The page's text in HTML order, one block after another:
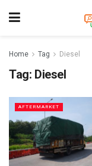
Home Tag Diesel
Tag: Diesel
AFTERMARKET